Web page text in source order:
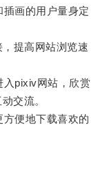
画的用户量身定
提高网站浏览速
pixiv网站，欣赏
交流。
便地下载喜欢的